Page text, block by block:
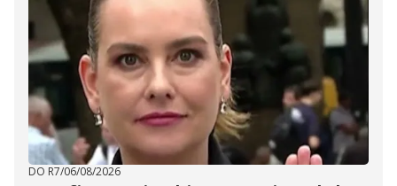
DO R7/06/08/2026